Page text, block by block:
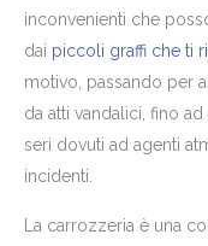
inconvenienti che
dai piccoli graffi che ti
motivo, passando per
da atti vandalici, fino
seri dovuti ad agenti
incidenti.
La carrozzeria è una